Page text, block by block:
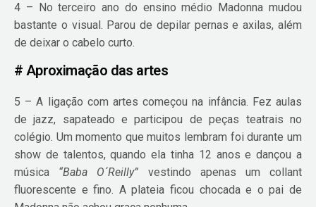
4 – No terceiro ano do ensino médio Madonna mudou
bastante o visual. Parou de depilar pernas e axilas, além
de deixar o cabelo curto.
# Aproximação das artes
5 – A ligação com artes começou na infância. Fez aulas
de jazz, sapateado e participou de peças teatrais no
colégio. Um momento que muitos lembram foi durante um
show de talentos, quando ela tinha 12 anos e dançou a
música “Baba O´Reilly” vestindo apenas um collant
fluorescente e fino. A plateia ficou chocada e o pai de